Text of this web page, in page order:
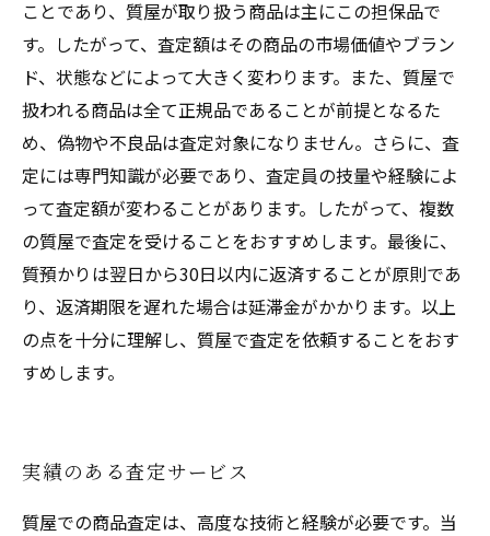
ことであり、質屋が取り扱う商品は主にこの担保品で
す。したがって、査定額はその商品の市場価値やブラン
ド、状態などによって大きく変わります。また、質屋で
扱われる商品は全て正規品であることが前提となるた
め、偽物や不良品は査定対象になりません。さらに、査
定には専門知識が必要であり、査定員の技量や経験によ
って査定額が変わることがあります。したがって、複数
の質屋で査定を受けることをおすすめします。最後に、
質預かりは翌日から30日以内に返済することが原則であ
り、返済期限を遅れた場合は延滞金がかかります。以上
の点を十分に理解し、質屋で査定を依頼することをおす
すめします。
実績のある査定サービス
質屋での商品査定は、高度な技術と経験が必要です。当